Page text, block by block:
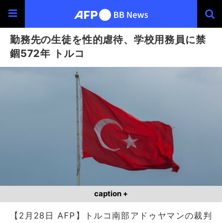
勤務先の生徒を性的虐待、学校用務員に禁
錮572年 トルコ
caption +
【2月28日 AFP】トルコ南部アドゥヤマンの裁判